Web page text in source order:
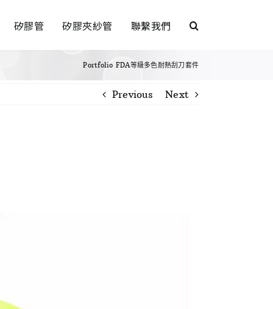
矽膠管 矽膠夾紗管 聯繫我們
Portfolio FDA等級多色耐熱刮刀套件
Previous Next